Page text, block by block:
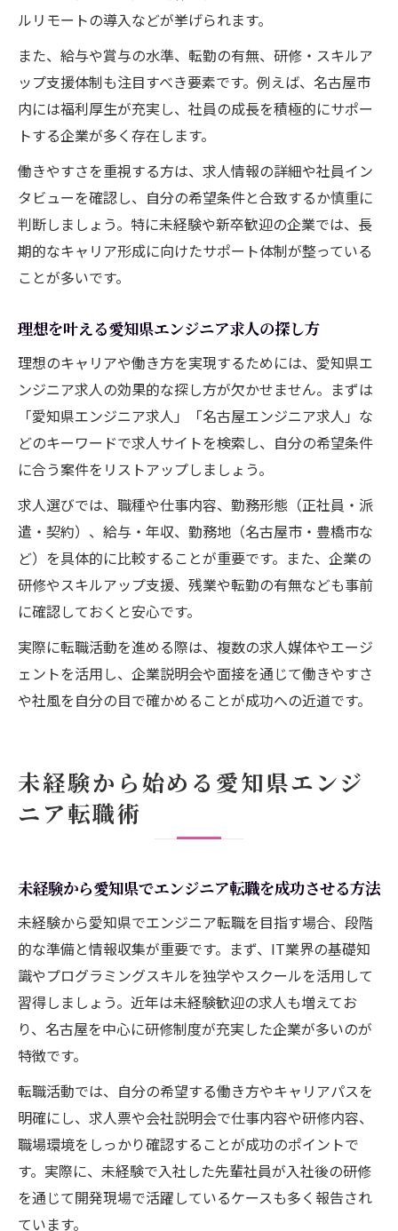
愛知県でエンジニア転職後に満足できる職
場環境
ルリモートの導入などが挙げられます。
また、給与や賞与の水準、転勤の有無、研修・スキルア
ップ支援体制も注目すべき要素です。例えば、名古屋市
内には福利厚生が充実し、社員の成長を積極的にサポー
トする企業が多く存在します。
働きやすさを重視する方は、求人情報の詳細や社員イン
タビューを確認し、自分の希望条件と合致するか慎重に
判断しましょう。特に未経験や新卒歓迎の企業では、長
期的なキャリア形成に向けたサポート体制が整っている
ことが多いです。
理想を叶える愛知県エンジニア求人の探し方
理想のキャリアや働き方を実現するためには、愛知県エ
ンジニア求人の効果的な探し方が欠かせません。まずは
「愛知県エンジニア求人」「名古屋エンジニア求人」な
どのキーワードで求人サイトを検索し、自分の希望条件
に合う案件をリストアップしましょう。
求人選びでは、職種や仕事内容、勤務形態（正社員・派
遣・契約）、給与・年収、勤務地（名古屋市・豊橋市な
ど）を具体的に比較することが重要です。また、企業の
研修やスキルアップ支援、残業や転勤の有無なども事前
に確認しておくと安心です。
実際に転職活動を進める際は、複数の求人媒体やエージ
ェントを活用し、企業説明会や面接を通じて働きやすさ
や社風を自分の目で確かめることが成功への近道です。
未経験から始める愛知県エンジ
ニア転職術
未経験から愛知県でエンジニア転職を成功させる方法
未経験から愛知県でエンジニア転職を目指す場合、段階
的な準備と情報収集が重要です。まず、IT業界の基礎知
識やプログラミングスキルを独学やスクールを活用して
習得しましょう。近年は未経験歓迎の求人も増えてお
り、名古屋を中心に研修制度が充実した企業が多いのが
特徴です。
転職活動では、自分の希望する働き方やキャリアパスを
明確にし、求人票や会社説明会で仕事内容や研修内容、
職場環境をしっかり確認することが成功のポイントで
す。実際に、未経験で入社した先輩社員が入社後の研修
を通じて開発現場で活躍しているケースも多く報告され
ています。